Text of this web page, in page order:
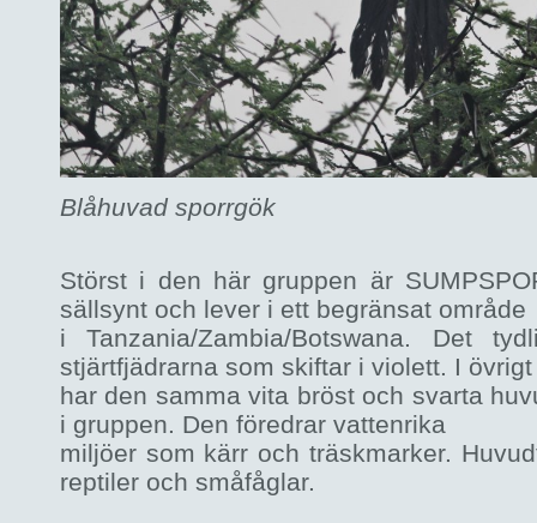
Blåhuvad sporrgök
Störst i den här gruppen är
sällsynt och lever i ett begränsat område
i Tanzania/Zambia/Botswana. Det
stjärtfjädrarna som skiftar i violett. I övrigt
har den samma vita bröst och svarta
i gruppen. Den föredrar vattenrika
miljöer som kärr och träskmarker.
reptiler och småfåglar.